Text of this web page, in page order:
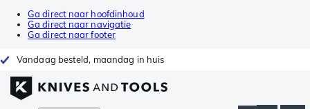
Ga direct naar hoofdinhoud
Ga direct naar navigatie
Ga direct naar footer
Vandaag besteld, maandag in huis